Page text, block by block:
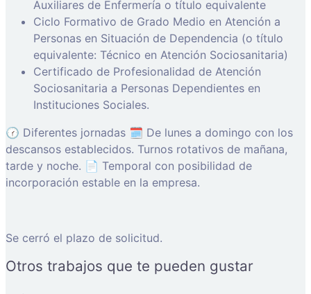
Auxiliares de Enfermería o título equivalente
Ciclo Formativo de Grado Medio en Atención a
Personas en Situación de Dependencia (o título
equivalente: Técnico en Atención Sociosanitaria)
Certificado de Profesionalidad de Atención
Sociosanitaria a Personas Dependientes en
Instituciones Sociales.
🕜 Diferentes jornadas 🗓️ De lunes a domingo con los
descansos establecidos. Turnos rotativos de mañana,
tarde y noche. 📄 Temporal con posibilidad de
incorporación estable en la empresa.
Se cerró el plazo de solicitud.
Otros trabajos que te pueden gustar